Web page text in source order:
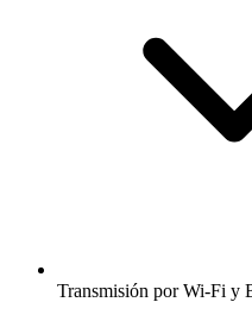
Transmisión por Wi-Fi y